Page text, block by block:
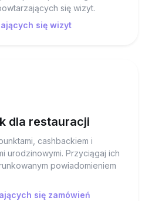
się wizyt.
się wizyt
dla restauracji
cashbackiem i
urodzinowymi. Przyciągaj ich
powiadomieniem
się zamówień